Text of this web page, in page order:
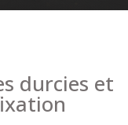
durcies et